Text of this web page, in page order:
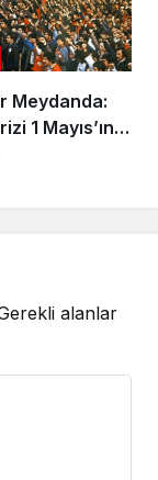
Meydanda:
1 Mayıs’ın
alanlar